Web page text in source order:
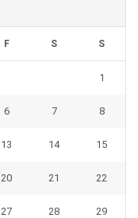
F S S
1
6 7 8
13 14 15
20 21 22
27 28 29